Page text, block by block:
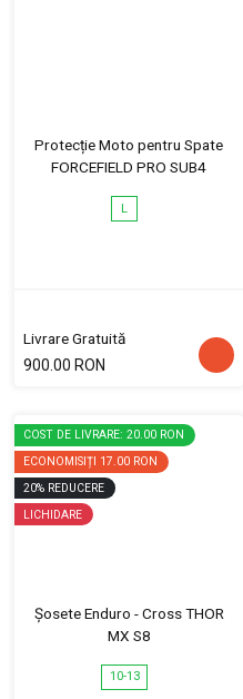
Protecție Moto pentru Spate
FORCEFIELD PRO SUB4
L
Livrare Gratuită
900.00 RON
COST DE LIVRARE: 20.00 RON
ECONOMISIȚI 17.00 RON
20% REDUCERE
LICHIDARE
Șosete Enduro - Cross THOR
MX S8
10-13